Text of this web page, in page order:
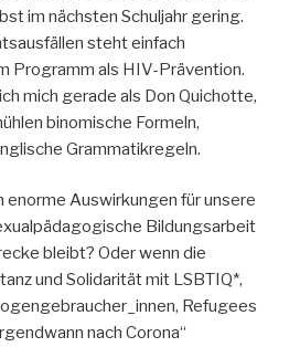
im nächsten Schuljahr gering.
steht einfach
Programm als HIV-Prävention.
mich gerade als Don Quichotte,
binomische Formeln,
Grammatikregeln.
enorme Auswirkungen für unsere
Bildungsarbeit
bleibt? Oder wenn die
und Solidarität mit LSBTIQ*,
Refugees
nach Corona“